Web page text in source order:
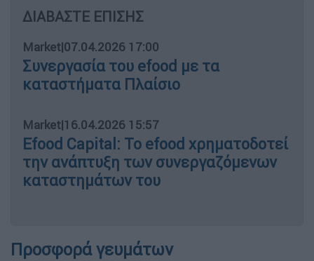
ΔΙΑΒΑΣΤΕ ΕΠΙΣΗΣ
Market|07.04.2026 17:00
Συνεργασία του efood με τα
καταστήματα Πλαίσιο
Market|16.04.2026 15:57
Efood Capital: Το efood χρηματοδοτεί
την ανάπτυξη των συνεργαζόμενων
καταστημάτων του
Προσφορά γευμάτων